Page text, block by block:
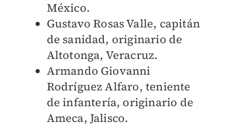
México.
Gustavo Rosas Valle, capitán
de sanidad, originario de
Altotonga, Veracruz.
Armando Giovanni
Rodríguez Alfaro, teniente
de infantería, originario de
Ameca, Jalisco.